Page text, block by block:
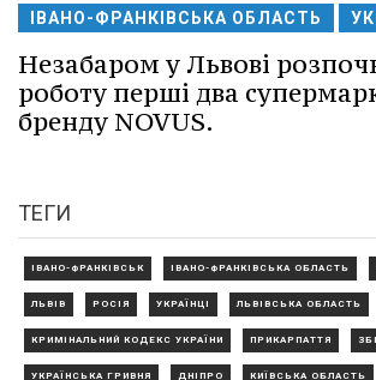
ІВАНО-ФРАНКІВСЬКА ОБЛАСТЬ
Незабаром у Львові
роботу перші два
бренду NOVUS.
ТЕГИ
ІВАНО-ФРАНКІВСЬК ІВАНО-ФРАНКІВСЬКА ОБЛАСТЬ
ЛЬВІВ РОСІЯ УКРАЇНЦІ ЛЬВІВСЬКА ОБЛАСТЬ
КРИМІНАЛЬНИЙ КОДЕКС УКРАЇНИ ПРИКАРПАТТЯ
УКРАЇНСЬКА ГРИВНЯ ДНІПРО КИЇВСЬКА ОБЛАСТЬ